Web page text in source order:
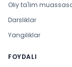
Oliy ta'lim
Darsliklar
Yangiliklar
FOYDALI